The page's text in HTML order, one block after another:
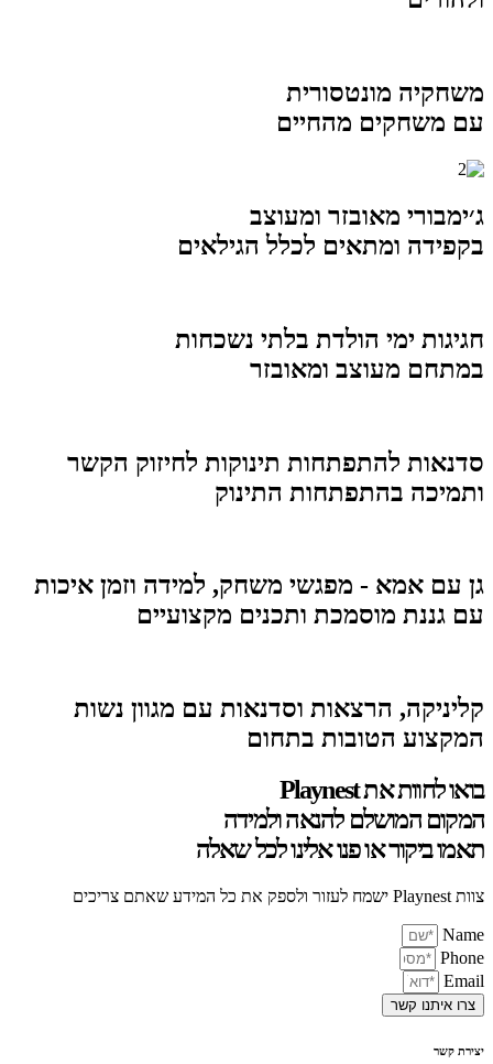
משחקיה מונטסורית
עם משחקים מהחיים
ג׳ימבורי מאובזר ומעוצב
בקפידה ומתאים לכלל הגילאים
חגיגות ימי הולדת בלתי נשכחות
במתחם מעוצב ומאובזר
סדנאות להתפתחות תינוקות לחיזוק הקשר
ותמיכה בהתפתחות התינוק
גן עם אמא - מפגשי משחק, למידה וזמן איכות
עם גננת מוסמכת ותכנים מקצועיים
קליניקה, הרצאות וסדנאות עם מגוון נשות
המקצוע הטובות בתחום
בואו לחוות את Playnest
המקום המושלם להנאה ולמידה
תאמו ביקור או פנו אלינו לכל שאלה
צוות Playnest ישמח לעזור ולספק את כל המידע שאתם צריכים
Name
Phone
Email
צרו איתנו קשר
יצירת קשר